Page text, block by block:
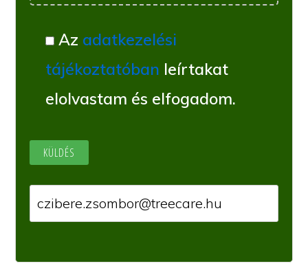
Az adatkezelési
tájékoztatóban leírtakat
elolvastam és elfogadom.